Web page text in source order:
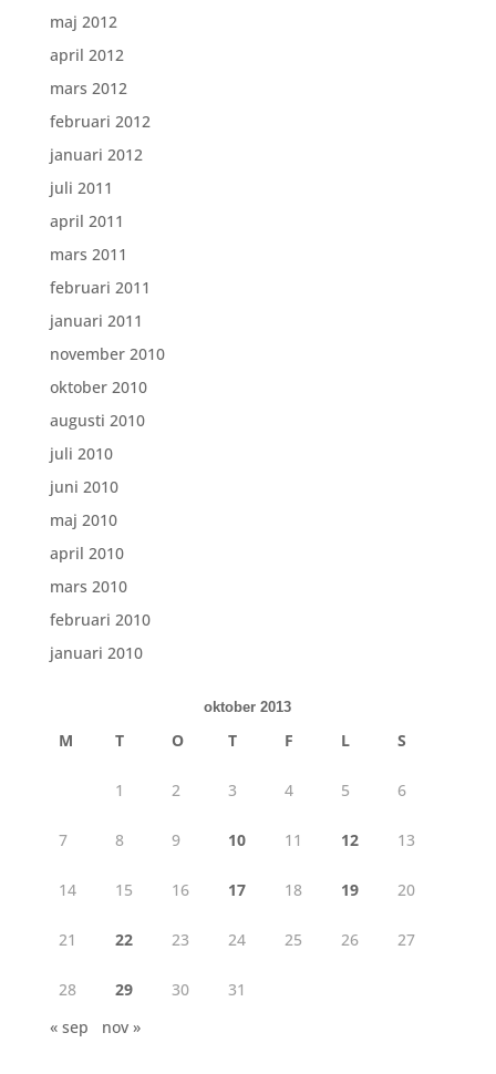
maj 2012
april 2012
mars 2012
februari 2012
januari 2012
juli 2011
april 2011
mars 2011
februari 2011
januari 2011
november 2010
oktober 2010
augusti 2010
juli 2010
juni 2010
maj 2010
april 2010
mars 2010
februari 2010
januari 2010
oktober 2013
M T O T F L S
1 2 3 4 5 6
7 8 9 10 11 12 13
14 15 16 17 18 19 20
21 22 23 24 25 26 27
28 29 30
31
« sep
nov »